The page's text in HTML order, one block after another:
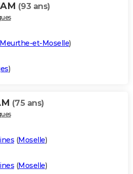
(93 ans)
Meurthe-et-Moselle)
)
(75 ans)
(Moselle)
(Moselle)